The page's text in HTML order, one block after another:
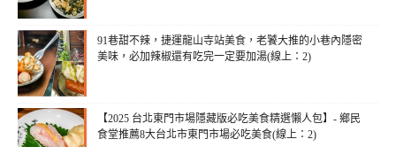
91巷甜不辣，捷運龍山寺站美食，老饕大推的小巷內隱密
美味，必加辣椒還有吃完一定要加湯(線上：2)
【2025 台北東門市場隱藏版必吃美食精選懶人包】- 鄉民
食堂推薦8大台北市東門市場必吃美食(線上：2)